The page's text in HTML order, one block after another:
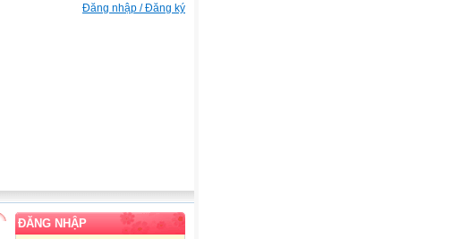
Đăng nhập / Đăng ký
ĐĂNG NHẬP